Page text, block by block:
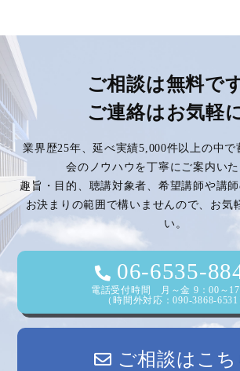
ナ
ビ
ゲ
ー
シ
ョ
ン
ご相談は無料です
ご連絡はお気軽に
業界歴25年、延べ実績5,000件以上の中
会のノウハウを丁寧にご案内いた
趣旨・目的、聴講対象者、希望講師や講
お決まりの範囲で構いませんので、お気
い。
06-6535-
電話受付時間 月～金 9：00～17
（時間外対応：090-3868-6531
ご相談はこち